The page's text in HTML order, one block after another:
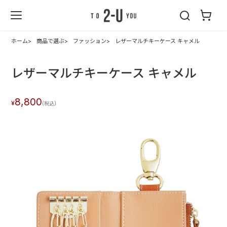
ホーム 商品で選ぶ ファッション レザーマルチキーケース キャメル
レザーマルチキーケース キャメル
8,800